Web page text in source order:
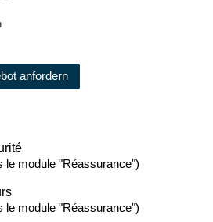
anfordern
le module "Réassurance")
le module "Réassurance")